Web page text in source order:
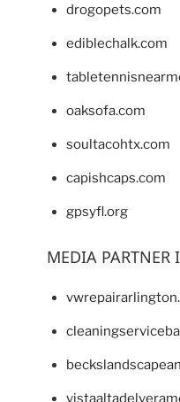
drogopets.com
ediblechalk.com
oaksofa.com
soultacohtx.com
capishcaps.com
gpsyfl.org
MEDIA PARTNER